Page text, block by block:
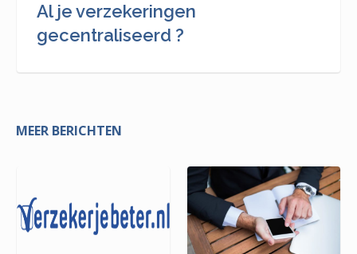
Al je verzekeringen
gecentraliseerd ?
MEER BERICHTEN